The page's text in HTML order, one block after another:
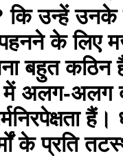
कि उन्हें उनके
पहनने के लिए
बहुत
में अलग-अलग
हैं।
के प्रति